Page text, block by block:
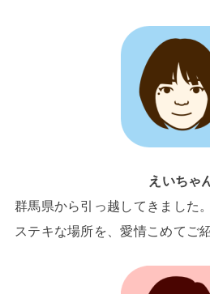
えいちゃ
群馬県から引っ越してきました
ステキな場所を、愛情こめてご